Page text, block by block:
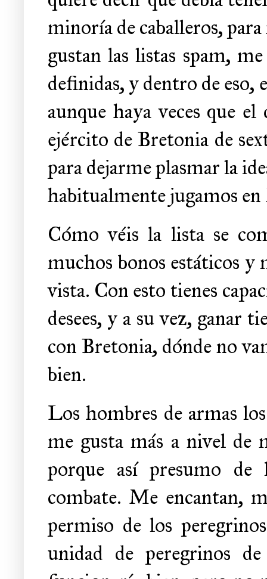
minoría de caballeros,
gustan las listas spam,
definidas, y dentro de
aunque haya veces que
ejército de Bretonia de
para dejarme plasmar la
habitualmente jugamos
Cómo véis la lista se
muchos bonos estáticos y
vista. Con esto tienes
desees, y a su vez, ganar
con Bretonia, dónde no
bien.
Los hombres de armas
me gusta más a nivel de
porque así presumo de
combate. Me encantan,
permiso de los
unidad de peregrinos